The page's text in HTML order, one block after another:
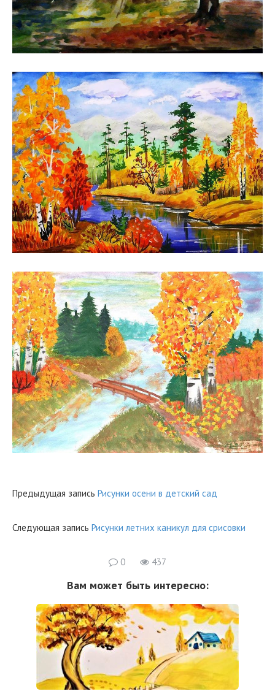
Предыдущая запись Рисунки осени в детский сад
Следующая запись Рисунки летних каникул для срисовки
0 437
Вам может быть интересно: